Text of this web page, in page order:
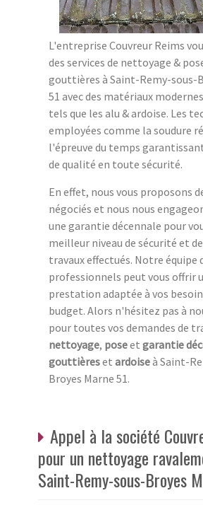
L'entreprise Couvreur Reims
des services de nettoyage &
gouttières à Saint-Remy-sous-
51 avec des matériaux
tels que les alu & ardoise. Les
employées comme la soudure
l'épreuve du temps
de qualité en toute sécurité.
En effet, nous vous proposons
négociés et nous nous
une garantie décennale pour
meilleur niveau de sécurité et
travaux effectués. Notre équipe
professionnels peut vous offrir
prestation adaptée à vos
budget. Alors n'hésitez pas à
pour toutes vos demandes de
nettoyage, poseet garantie
gouttièreset ardoiseà Saint-
Broyes Marne 51.
Appel à la société
pour un nettoyage
Saint-Remy-sous-Broyes